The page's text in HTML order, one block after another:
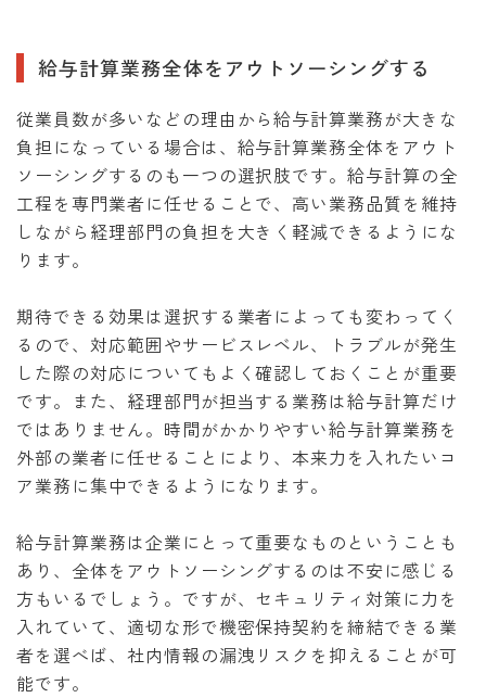
給与計算業務全体をアウトソーシングする
従業員数が多いなどの理由から給与計算業務が大きな
負担になっている場合は、給与計算業務全体をアウト
ソーシングするのも一つの選択肢です。給与計算の全
工程を専門業者に任せることで、高い業務品質を維持
しながら経理部門の負担を大きく軽減できるようにな
ります。
期待できる効果は選択する業者によっても変わってく
るので、対応範囲やサービスレベル、トラブルが発生
した際の対応についてもよく確認しておくことが重要
です。また、経理部門が担当する業務は給与計算だけ
ではありません。時間がかかりやすい給与計算業務を
外部の業者に任せることにより、本来力を入れたいコ
ア業務に集中できるようになります。
給与計算業務は企業にとって重要なものということも
あり、全体をアウトソーシングするのは不安に感じる
方もいるでしょう。ですが、セキュリティ対策に力を
入れていて、適切な形で機密保持契約を締結できる業
者を選べば、社内情報の漏洩リスクを抑えることが可
能です。